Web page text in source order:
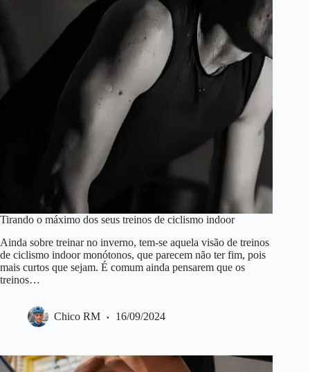
Tirando o máximo dos seus treinos de ciclismo indoor
Ainda sobre treinar no inverno, tem-se aquela visão de treinos
de ciclismo indoor monótonos, que parecem não ter fim, pois
mais curtos que sejam. É comum ainda pensarem que os
treinos…
Chico RM 16/09/2024